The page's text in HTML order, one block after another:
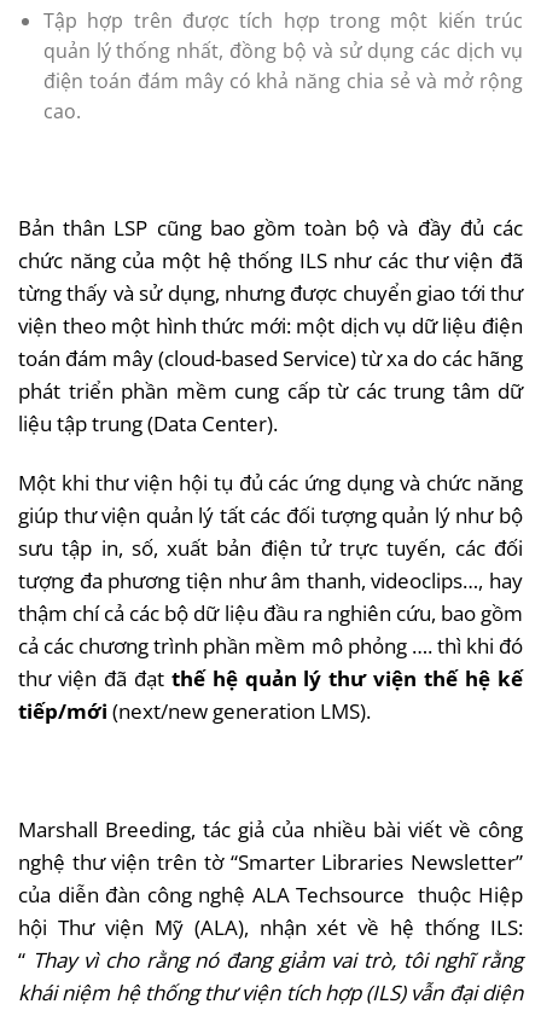
Tập hợp trên được tích hợp trong một kiến trúc
quản lý thống nhất, đồng bộ và sử dụng các dịch vụ
điện toán đám mây có khả năng chia sẻ và mở rộng
cao.
Bản thân LSP cũng bao gồm toàn bộ và đầy đủ các
chức năng của một hệ thống ILS như các thư viện đã
từng thấy và sử dụng, nhưng được chuyển giao tới thư
viện theo một hình thức mới: một dịch vụ dữ liệu điện
toán đám mây (cloud-based Service) từ xa do các hãng
phát triển phần mềm cung cấp từ các trung tâm dữ
liệu tập trung (Data Center).
Một khi thư viện hội tụ đủ các ứng dụng và chức năng
giúp thư viện quản lý tất các đối tượng quản lý như bộ
sưu tập in, số, xuất bản điện tử trực tuyến, các đối
tượng đa phương tiện như âm thanh, videoclips…, hay
thậm chí cả các bộ dữ liệu đầu ra nghiên cứu, bao gồm
cả các chương trình phần mềm mô phỏng …. thì khi đó
thư viện đã đạt thế hệ quản lý thư viện thế hệ kế
tiếp/mới (next/new generation LMS).
Marshall Breeding, tác giả của nhiều bài viết về công
nghệ thư viện trên tờ “Smarter Libraries Newsletter”
của diễn đàn công nghệ ALA Techsource thuộc Hiệp
hội Thư viện Mỹ (ALA), nhận xét về hệ thống ILS:
“ Thay vì cho rằng nó đang giảm vai trò, tôi nghĩ rằng
khái niệm hệ thống thư viện tích hợp (ILS) vẫn đại diện